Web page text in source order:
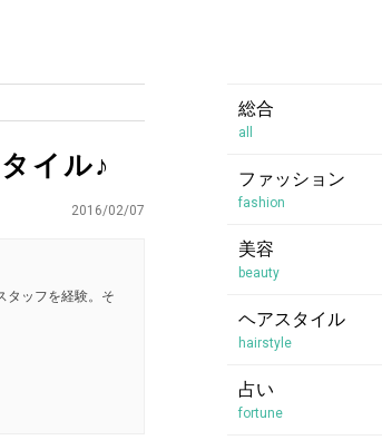
イル♪
2016/02/07
タッフを経験。そ
総合
all
ファッション
fashion
美容
beauty
ヘアスタイル
hairstyle
占い
fortune